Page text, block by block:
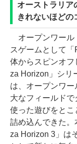
オーストラリア
きれないほどの
オープンワール
スゲームとして「
体からスピンオフ
za Horizon」シリ
は、オープンワー
大なフィールドで
使った遊びをとこ
詰め込んできた。
za Horizon 3」は